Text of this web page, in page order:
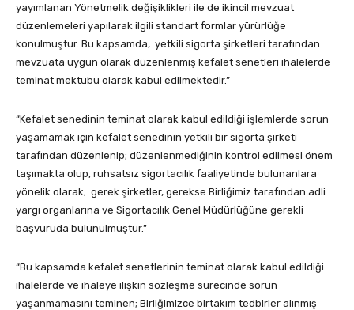
yayımlanan Yönetmelik değişiklikleri ile de ikincil mevzuat
düzenlemeleri yapılarak ilgili standart formlar yürürlüğe
konulmuştur. Bu kapsamda, yetkili sigorta şirketleri tarafından
mevzuata uygun olarak düzenlenmiş kefalet senetleri ihalelerde
teminat mektubu olarak kabul edilmektedir.”
“Kefalet senedinin teminat olarak kabul edildiği işlemlerde sorun
yaşamamak için kefalet senedinin yetkili bir sigorta şirketi
tarafından düzenlenip; düzenlenmediğinin kontrol edilmesi önem
taşımakta olup, ruhsatsız sigortacılık faaliyetinde bulunanlara
yönelik olarak; gerek şirketler, gerekse Birliğimiz tarafından adli
yargı organlarına ve Sigortacılık Genel Müdürlüğüne gerekli
başvuruda bulunulmuştur.”
“Bu kapsamda kefalet senetlerinin teminat olarak kabul edildiği
ihalelerde ve ihaleye ilişkin sözleşme sürecinde sorun
yaşanmamasını teminen; Birliğimizce birtakım tedbirler alınmış